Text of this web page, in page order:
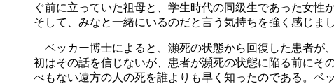
ぐ前に立っていた祖母と、学生時代の同級生であった女性
そして、みなと一緒にいるのだと言う気持ちを強く感じま
ベッカー博士によると、瀕死の状態から回復した患者が
初はその話を信じないが、患者が瀕死の状態に陥る前にそ
べもない遠方の人の死を誰よりも早く知ったのである。ベ